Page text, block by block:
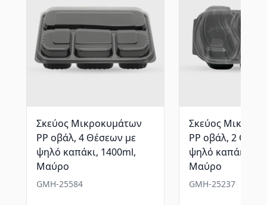
Σκεύος Μικροκυμάτων
PP οβάλ, 4 Θέσεων με
ψηλό καπάκι, 1400ml,
Mαύρο
GMH-25584
Σκεύος
PP οβάλ, 2
ψηλό καπάκι,
Mαύρο
GMH-25237